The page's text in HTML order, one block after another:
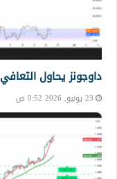
داوجونز يحاول التعافي 23-6-2026
23 يونيو, 2026 9:52 ص